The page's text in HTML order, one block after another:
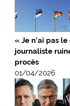
« Je n’ai pas
journaliste
procès
01/04/2026